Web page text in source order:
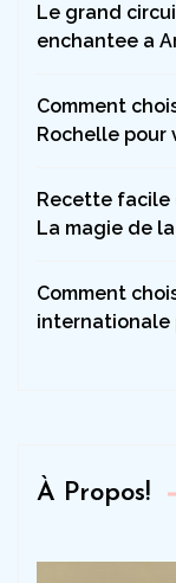
Le grand
enchantee a
Comment
Rochelle pour
Recette facile
La magie de
Comment
internationale
À Propos!